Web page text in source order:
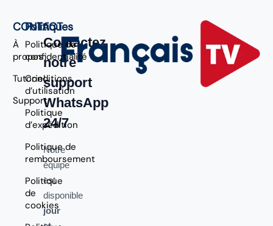
CONTACT
À
propos
Tutoriel
Support
Politiques
Politique de
confidentialité
Conditions
d’utilisation
Politique
d’expédition
Politique de
remboursement
Politique
de
cookies
Contactez
notre
support
WhatsApp
24/7
Notre
équipe
est
disponible
jour